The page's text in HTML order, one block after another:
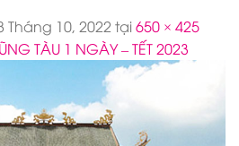
Tháng 10, 2022 tại 650 × 425
TÀU 1 NGÀY – TẾT 2023